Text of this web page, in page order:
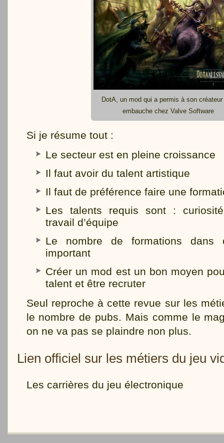
DotA, un mod qui a permis à son créateur
embauche chez Valve Software
Si je résume tout :
Le secteur est en pleine croissance
Il faut avoir du talent artistique
Il faut de préférence faire une
Les talents requis sont :
travail d’équipe
Le nombre de formations dans
important
Créer un mod est un bon moyen
talent et être recruter
Seul reproche à cette revue sur les
le nombre de pubs. Mais comme le
on ne va pas se plaindre non plus.
Lien officiel sur les métiers du jeu
Les carrières du jeu électronique